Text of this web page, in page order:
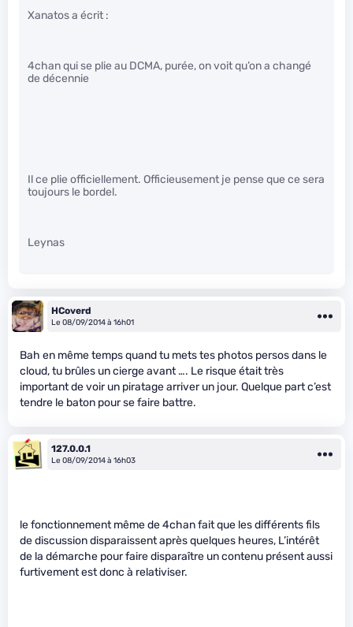
Xanatos a écrit :
4chan qui se plie au DCMA, purée, on voit qu’on a changé
de décennie
Il ce plie officiellement. Officieusement je pense que ce sera
toujours le bordel.
Leynas
HCoverd
Le 08/09/2014 à 16h01
Bah en même temps quand tu mets tes photos persos dans le
cloud, tu brûles un cierge avant …. Le risque était très
important de voir un piratage arriver un jour. Quelque part c’est
tendre le baton pour se faire battre.
127.0.0.1
Le 08/09/2014 à 16h03
le fonctionnement même de 4chan fait que les différents fils
de discussion disparaissent après quelques heures, L’intérêt
de la démarche pour faire disparaître un contenu présent aussi
furtivement est donc à relativiser.